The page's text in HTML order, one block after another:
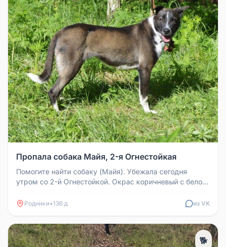
Пропала собака Майя, 2-я Огнестойкая
Помогите найти собаку (Майя). Убежала сегодня
утром со 2-й Огнестойкой. Окрас коричневый с белой
Родники•136 д из VK
🐕